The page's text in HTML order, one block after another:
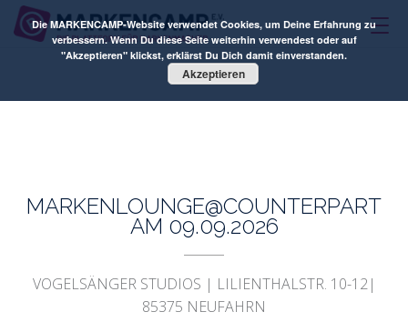
MARKENLOUNGE@COUNTERPART
AM 09.09.2026
VOGELSÄNGER STUDIOS | LILIENTHALSTR. 10-12|
85375 NEUFAHRN
Die MARKENCAMP-Website verwendet Cookies, um Deine Erfahrung zu
verbessern. Wenn Du diese Seite weiterhin verwendest oder auf
"Akzeptieren" klickst, erklärst Du Dich damit einverstanden.
Akzeptieren